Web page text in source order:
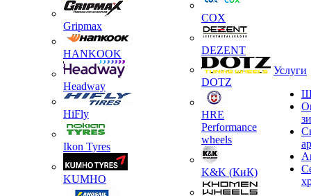
Gripmax
HANKOOK
Headway
HiFly
Ikon Tyres
KUMHO
COX
DEZENT
DOTZ
HRE
Performance
wheels
K&K (КиК)
Услуги